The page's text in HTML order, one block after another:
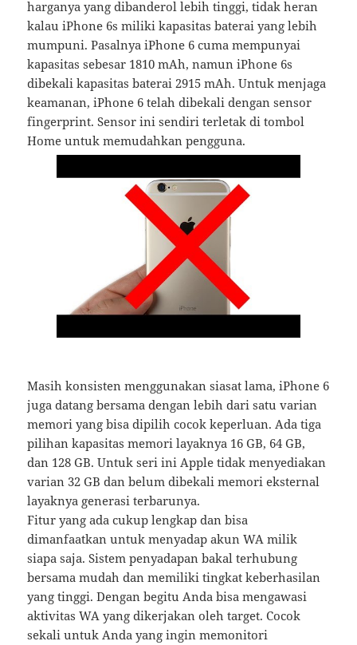
harganya yang dibanderol lebih tinggi, tidak heran
kalau iPhone 6s miliki kapasitas baterai yang lebih
mumpuni. Pasalnya iPhone 6 cuma mempunyai
kapasitas sebesar 1810 mAh, namun iPhone 6s
dibekali kapasitas baterai 2915 mAh. Untuk menjaga
keamanan, iPhone 6 telah dibekali dengan sensor
fingerprint. Sensor ini sendiri terletak di tombol
Home untuk memudahkan pengguna.
Masih konsisten menggunakan siasat lama, iPhone 6
juga datang bersama dengan lebih dari satu varian
memori yang bisa dipilih cocok keperluan. Ada tiga
pilihan kapasitas memori layaknya 16 GB, 64 GB,
dan 128 GB. Untuk seri ini Apple tidak menyediakan
varian 32 GB dan belum dibekali memori eksternal
layaknya generasi terbarunya.
Fitur yang ada cukup lengkap dan bisa
dimanfaatkan untuk menyadap akun WA milik
siapa saja. Sistem penyadapan bakal terhubung
bersama mudah dan memiliki tingkat keberhasilan
yang tinggi. Dengan begitu Anda bisa mengawasi
aktivitas WA yang dikerjakan oleh target. Cocok
sekali untuk Anda yang ingin memonitori